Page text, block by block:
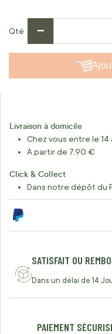
Qté −
Livraison à domicile
Chez vous entre le
À partir de 7,90 €
Click & Collect
Dans notre dépôt du
SATISFAIT OU
Dans un délai de 14
PAIEMENT